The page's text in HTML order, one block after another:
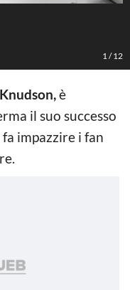
1 /12
è
il suo successo
impazzire i fan